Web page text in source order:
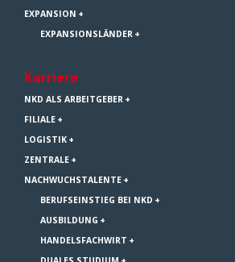
EXPANSION
EXPANSIONSLÄNDER
Karriere
NKD ALS ARBEITGEBER
FILIALE
LOGISTIK
ZENTRALE
NACHWUCHSTALENTE
BERUFSEINSTIEG BEI NKD
AUSBILDUNG
HANDELSFACHWIRT